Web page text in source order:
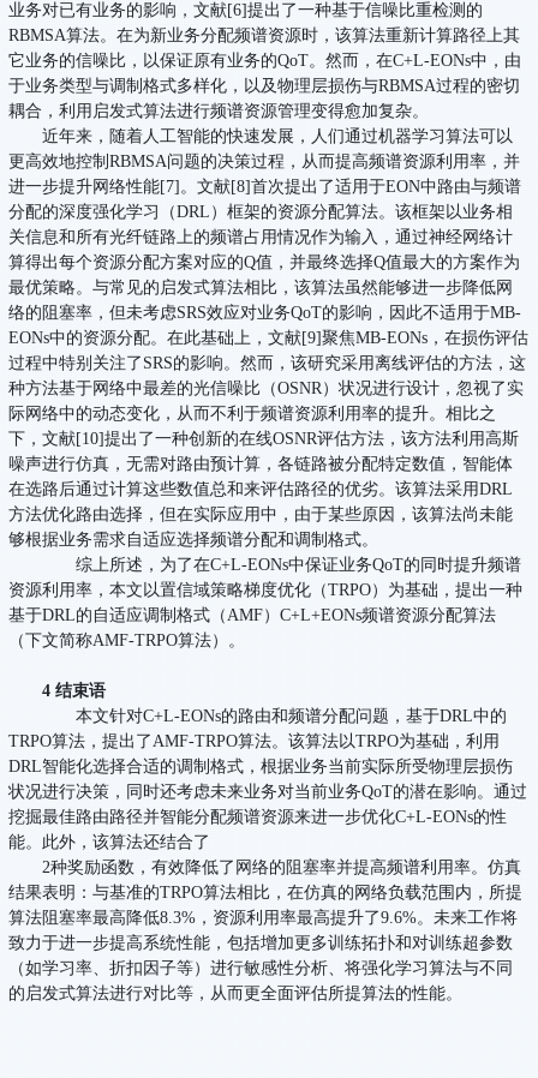
业务对已有业务的影响，文献[6]提出了一种基于信噪比重检测的
RBMSA算法。在为新业务分配频谱资源时，该算法重新计算路径上其
它业务的信噪比，以保证原有业务的QoT。然而，在C+L-EONs中，由
于业务类型与调制格式多样化，以及物理层损伤与RBMSA过程的密切
耦合，利用启发式算法进行频谱资源管理变得愈加复杂。
近年来，随着人工智能的快速发展，人们通过机器学习算法可以
更高效地控制RBMSA问题的决策过程，从而提高频谱资源利用率，并
进一步提升网络性能[7]。文献[8]首次提出了适用于EON中路由与频谱
分配的深度强化学习（DRL）框架的资源分配算法。该框架以业务相
关信息和所有光纤链路上的频谱占用情况作为输入，通过神经网络计
算得出每个资源分配方案对应的Q值，并最终选择Q值最大的方案作为
最优策略。与常见的启发式算法相比，该算法虽然能够进一步降低网
络的阻塞率，但未考虑SRS效应对业务QoT的影响，因此不适用于MB-
EONs中的资源分配。在此基础上，文献[9]聚焦MB-EONs，在损伤评估
过程中特别关注了SRS的影响。然而，该研究采用离线评估的方法，这
种方法基于网络中最差的光信噪比（OSNR）状况进行设计，忽视了实
际网络中的动态变化，从而不利于频谱资源利用率的提升。相比之
下，文献[10]提出了一种创新的在线OSNR评估方法，该方法利用高斯
噪声进行仿真，无需对路由预计算，各链路被分配特定数值，智能体
在选路后通过计算这些数值总和来评估路径的优劣。该算法采用DRL
方法优化路由选择，但在实际应用中，由于某些原因，该算法尚未能
够根据业务需求自适应选择频谱分配和调制格式。
综上所述，为了在C+L-EONs中保证业务QoT的同时提升频谱
资源利用率，本文以置信域策略梯度优化（TRPO）为基础，提出一种
基于DRL的自适应调制格式（AMF）C+L+EONs频谱资源分配算法
（下文简称AMF-TRPO算法）。
4 结束语
本文针对C+L-EONs的路由和频谱分配问题，基于DRL中的
TRPO算法，提出了AMF-TRPO算法。该算法以TRPO为基础，利用
DRL智能化选择合适的调制格式，根据业务当前实际所受物理层损伤
状况进行决策，同时还考虑未来业务对当前业务QoT的潜在影响。通过
挖掘最佳路由路径并智能分配频谱资源来进一步优化C+L-EONs的性
能。此外，该算法还结合了
2种奖励函数，有效降低了网络的阻塞率并提高频谱利用率。仿真
结果表明：与基准的TRPO算法相比，在仿真的网络负载范围内，所提
算法阻塞率最高降低8.3%，资源利用率最高提升了9.6%。未来工作将
致力于进一步提高系统性能，包括增加更多训练拓扑和对训练超参数
（如学习率、折扣因子等）进行敏感性分析、将强化学习算法与不同
的启发式算法进行对比等，从而更全面评估所提算法的性能。